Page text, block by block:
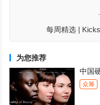
每周精选 |
为您推荐
中国
众筹